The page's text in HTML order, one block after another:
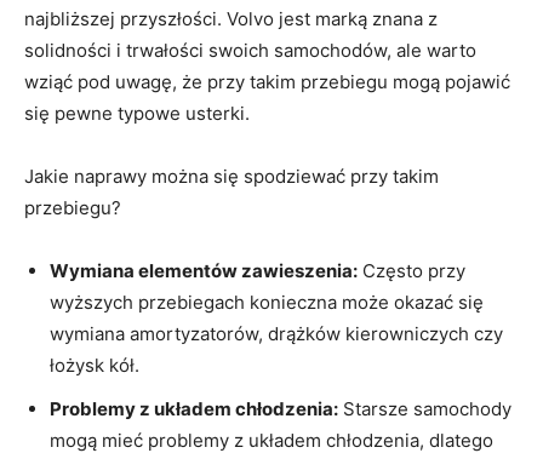
najbliższej przyszłości. ​Volvo jest marką znana‍ z
solidności ⁢i trwałości swoich samochodów, ale ​warto
wziąć pod uwagę, że ‌przy takim przebiegu ‍mogą ‍pojawić
się pewne typowe usterki.
Jakie ⁤naprawy można się spodziewać przy takim
przebiegu?
Wymiana⁢ elementów ​zawieszenia: ‌Często przy
wyższych przebiegach konieczna może ⁣okazać się
wymiana amortyzatorów, drążków kierowniczych czy
łożysk ⁢kół.
Problemy​ z układem⁣ chłodzenia: Starsze ‍samochody
mogą mieć problemy‌ z układem chłodzenia, dlatego